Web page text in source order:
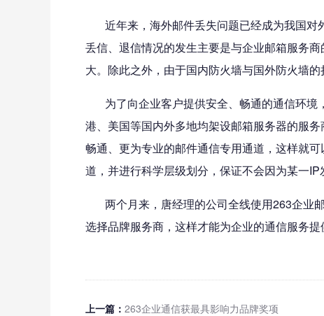
近年来，海外邮件丢失问题已经成为我国对
丢信、退信情况的发生主要是与企业邮箱服务
大。除此之外，由于国内防火墙与国外防火墙
为了向企业客户提供安全、畅通的通信环境
港、美国等国内外多地均架设邮箱服务器的服
畅通、更为专业的邮件通信专用通道，这样就
道，并进行科学层级划分，保证不会因为某一
两个月来，唐经理的公司全线使用263企业
选择品牌服务商，这样才能为企业的通信服务提
上一篇： 263企业通信获最具影响力品牌奖项